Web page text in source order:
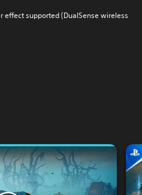
effect supported (DualSense wireless